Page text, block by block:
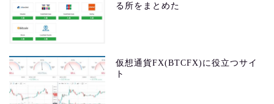
る所をまとめた
仮想通貨FX(BTCFX)に役立つサイ
ト